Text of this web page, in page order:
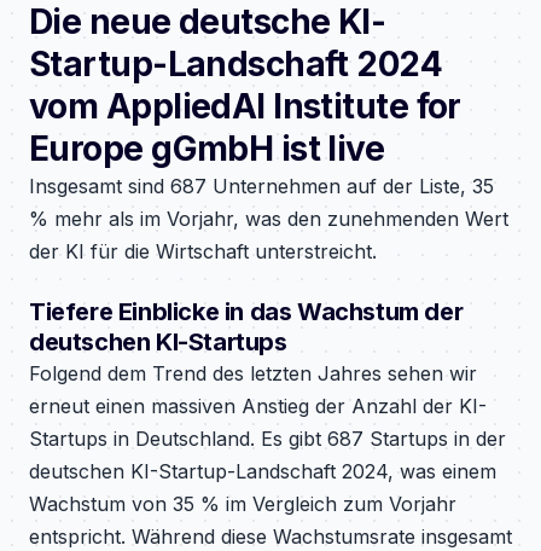
Die neue deutsche KI-
Startup-Landschaft 2024
vom AppliedAI Institute for
Europe gGmbH ist live
Insgesamt sind 687 Unternehmen auf der Liste, 35
% mehr als im Vorjahr, was den zunehmenden Wert
der KI für die Wirtschaft unterstreicht.
Tiefere Einblicke in das Wachstum der
deutschen KI-Startups
Folgend dem Trend des letzten Jahres sehen wir
erneut einen massiven Anstieg der Anzahl der KI-
Startups in Deutschland. Es gibt 687 Startups in der
deutschen KI-Startup-Landschaft 2024, was einem
Wachstum von 35 % im Vergleich zum Vorjahr
entspricht. Während diese Wachstumsrate insgesamt